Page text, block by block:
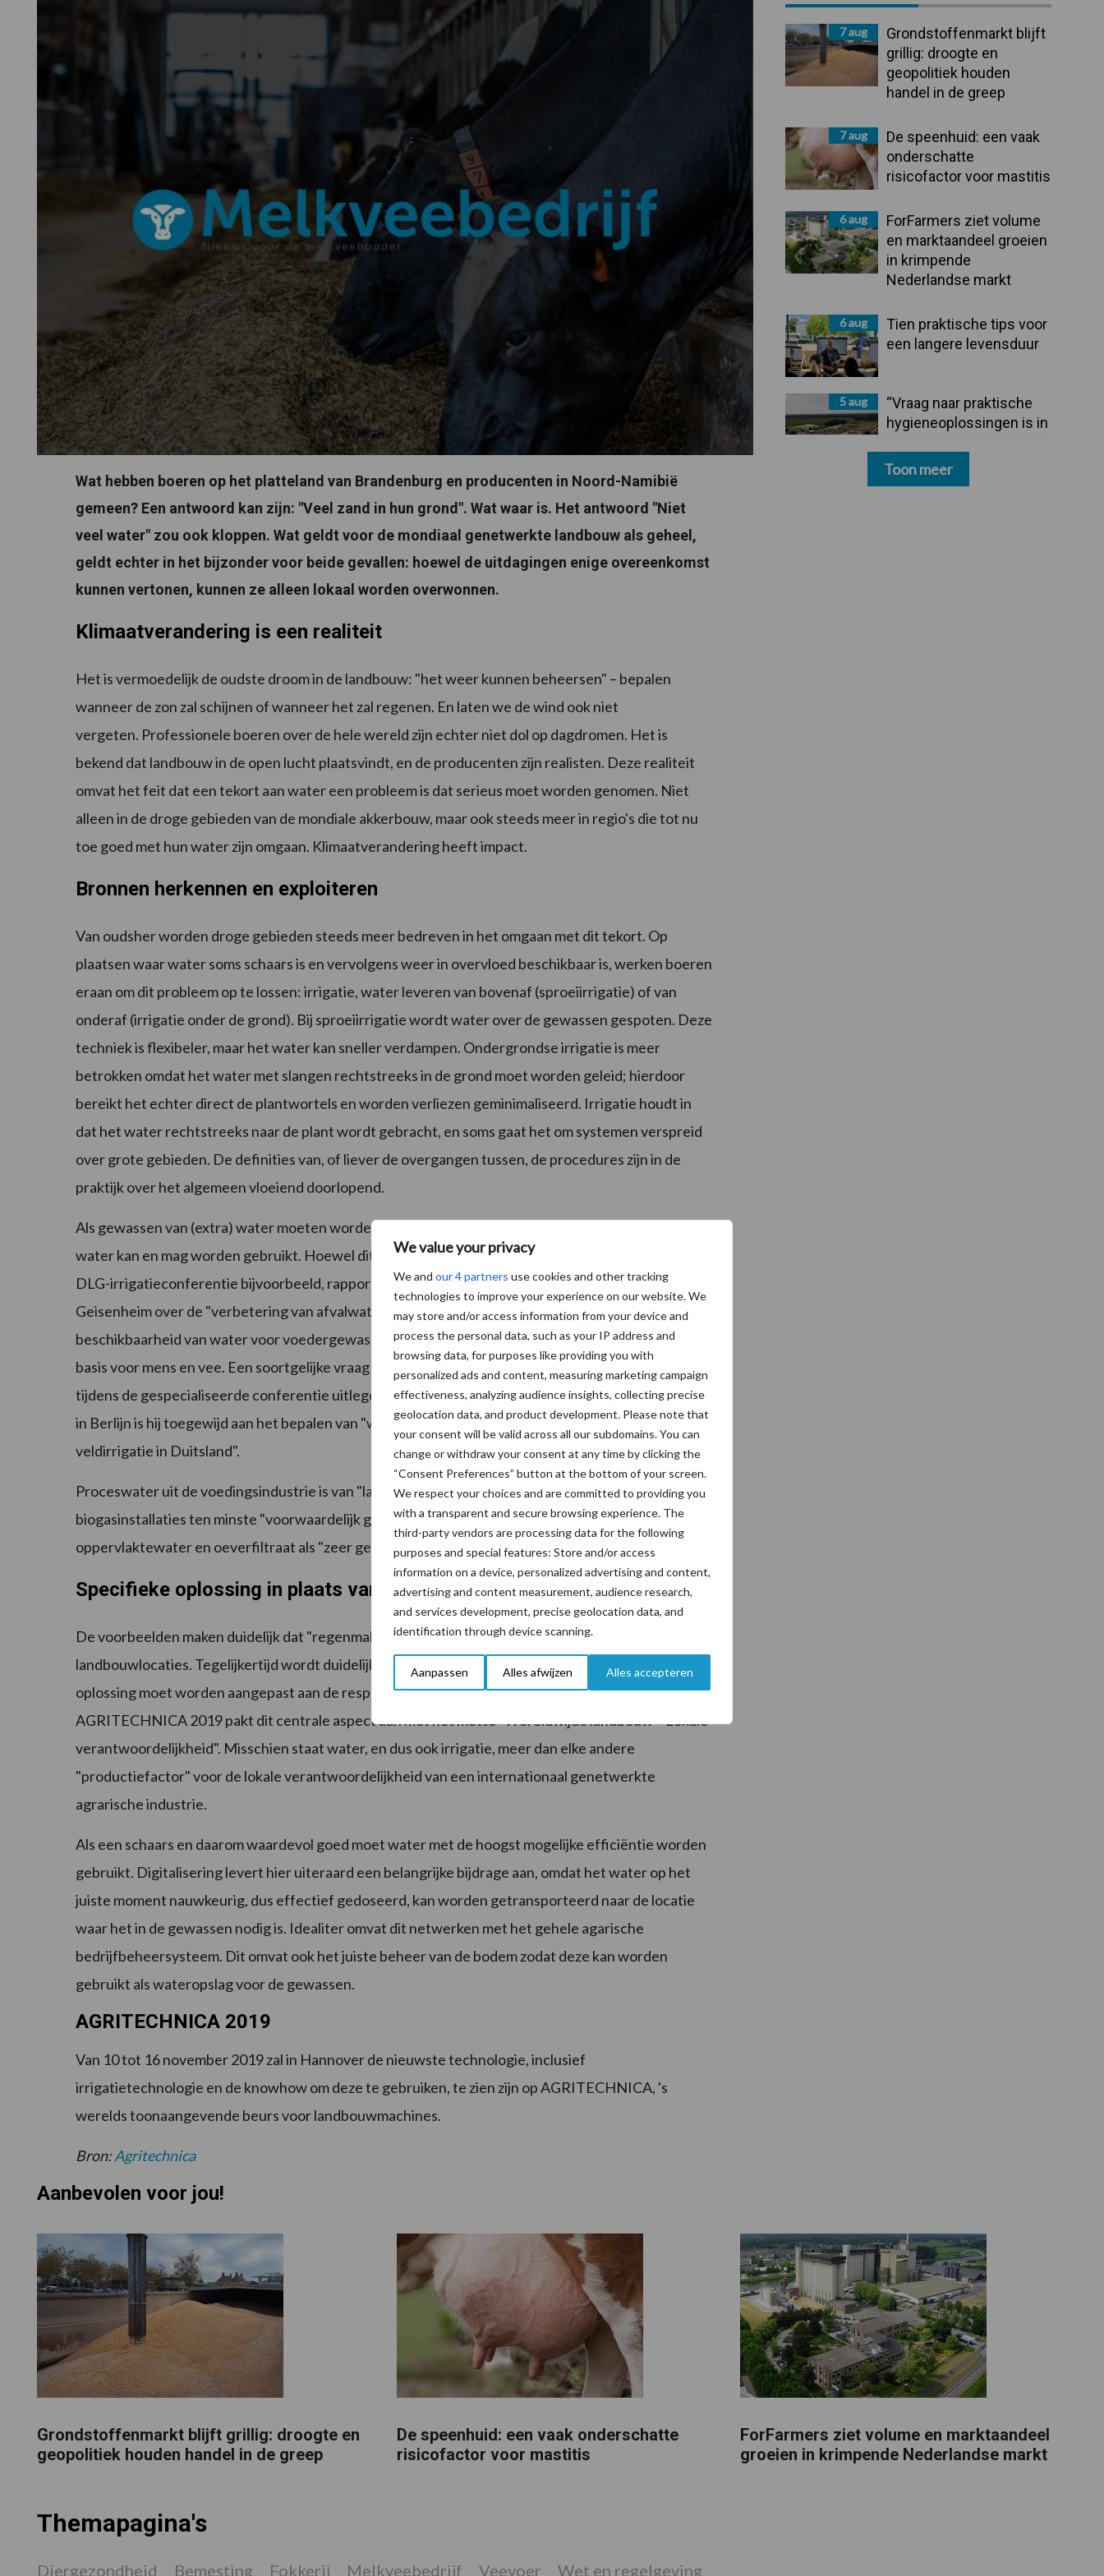
We value your privacy
We and our 4 partners use cookies and other tracking
technologies to improve your experience on our website. We
may store and/or access information from your device and
process the personal data, such as your IP address and
browsing data, for purposes like providing you with
personalized ads and content, measuring marketing campaign
effectiveness, analyzing audience insights, collecting precise
geolocation data, and product development. Please note that
your consent will be valid across all our subdomains. You can
change or withdraw your consent at any time by clicking the
“Consent Preferences” button at the bottom of your screen.
We respect your choices and are committed to providing you
with a transparent and secure browsing experience. The
third-party vendors are processing data for the following
purposes and special features: Store and/or access
information on a device, personalized advertising and content,
advertising and content measurement, audience research,
and services development, precise geolocation data, and
identification through device scanning.
Aanpassen Alles afwijzen Alles accepteren
Wat hebben boeren op het platteland van Brandenburg en producenten in Noord-Namibië
gemeen? Een antwoord kan zijn: "Veel zand in hun grond". Wat waar is. Het antwoord "Niet
veel water" zou ook kloppen. Wat geldt voor de mondiaal genetwerkte landbouw als geheel,
geldt echter in het bijzonder voor beide gevallen: hoewel de uitdagingen enige overeenkomst
kunnen vertonen, kunnen ze alleen lokaal worden overwonnen.
Klimaatverandering is een realiteit
Het is vermoedelijk de oudste droom in de landbouw: "het weer kunnen beheersen" – bepalen
wanneer de zon zal schijnen of wanneer het zal regenen. En laten we de wind ook niet
vergeten. Professionele boeren over de hele wereld zijn echter niet dol op dagdromen. Het is
bekend dat landbouw in de open lucht plaatsvindt, en de producenten zijn realisten. Deze realiteit
omvat het feit dat een tekort aan water een probleem is dat serieus moet worden genomen. Niet
alleen in de droge gebieden van de mondiale akkerbouw, maar ook steeds meer in regio's die tot nu
toe goed met hun water zijn omgaan. Klimaatverandering heeft impact.
Bronnen herkennen en exploiteren
Van oudsher worden droge gebieden steeds meer bedreven in het omgaan met dit tekort. Op
plaatsen waar water soms schaars is en vervolgens weer in overvloed beschikbaar is, werken boeren
eraan om dit probleem op te lossen: irrigatie, water leveren van bovenaf (sproeiirrigatie) of van
onderaf (irrigatie onder de grond). Bij sproeiirrigatie wordt water over de gewassen gespoten. Deze
techniek is flexibeler, maar het water kan sneller verdampen. Ondergrondse irrigatie is meer
betrokken omdat het water met slangen rechtstreeks in de grond moet worden geleid; hierdoor
bereikt het echter direct de plantwortels en worden verliezen geminimaliseerd. Irrigatie houdt in
dat het water rechtstreeks naar de plant wordt gebracht, en soms gaat het om systemen verspreid
over grote gebieden. De definities van, of liever de overgangen tussen, de procedures zijn in de
praktijk over het algemeen vloeiend doorlopend.
Als gewassen van (extra) water moeten worden voorzien, moet eerst worden onderzocht of dit
water kan en mag worden gebruikt. Hoewel dit triviaal klinkt, is het allesbehalve zo. Op de recente
DLG-irrigatieconferentie bijvoorbeeld, rapporteerde Jürgen Kleber van de Universiteit van
Geisenheim over de "verbetering van afvalwatervijver-systemen in Noord-Namibië om de
beschikbaarheid van water voor voedergewassen te vergroten". In droge gebieden legt irrigatie de
basis voor mens en vee. Een soortgelijke vraag wordt in Duitsland gesteld, zoals Veikko Junghans
tijdens de gespecialiseerde conferentie uitlegde. Als wetenschapper aan de Humboldt-universiteit
in Berlijn is hij toegewijd aan het bepalen van "welke middelen kunnen worden gebruikt voor
veldirrigatie in Duitsland".
Proceswater uit de voedingsindustrie is van "lage geschiktheid", terwijl restwater uit
biogasinstallaties ten minste "voorwaardelijk geschikt" is. Junghans beschouwt alleen
oppervlaktewater en oeverfiltraat als "zeer geschikt". De "bron" is cruciaal.
Specifieke oplossing in plaats van patentrecept
De voorbeelden maken duidelijk dat "regenmakers" nodig zijn op de verschillende
landbouwlocaties. Tegelijkertijd wordt duidelijk dat er geen patentrecepten zijn voor irrigatie – elke
oplossing moet worden aangepast aan de respectieve situatie. Het hoofdonderwerp van
AGRITECHNICA 2019 pakt dit centrale aspect aan met het motto "Wereldwijde landbouw – Lokale
verantwoordelijkheid". Misschien staat water, en dus ook irrigatie, meer dan elke andere
"productiefactor" voor de lokale verantwoordelijkheid van een internationaal genetwerkte
agrarische industrie.
Als een schaars en daarom waardevol goed moet water met de hoogst mogelijke efficiëntie worden
gebruikt. Digitalisering levert hier uiteraard een belangrijke bijdrage aan, omdat het water op het
juiste moment nauwkeurig, dus effectief gedoseerd, kan worden getransporteerd naar de locatie
waar het in de gewassen nodig is. Idealiter omvat dit netwerken met het gehele agarische
bedrijfbeheersysteem. Dit omvat ook het juiste beheer van de bodem zodat deze kan worden
gebruikt als wateropslag voor de gewassen.
AGRITECHNICA 2019
Van 10 tot 16 november 2019 zal in Hannover de nieuwste technologie, inclusief
irrigatietechnologie en de knowhow om deze te gebruiken, te zien zijn op AGRITECHNICA, 's
werelds toonaangevende beurs voor landbouwmachines.
Bron:Agritechnica
Sidebar7 aug
Grondstoffenmarkt blijft
grillig: droogte en
geopolitiek houden
handel in de greep
7 aug
De speenhuid: een vaak
onderschatte
risicofactor voor mastitis
6 aug
ForFarmers ziet volume
en marktaandeel groeien
in krimpende
Nederlandse markt
6 aug
Tien praktische tips voor
een langere levensduur
5 aug
“Vraag naar praktische
hygieneoplossingen is in
Toon meer
Aanbevolen voor jou!
Grondstoffenmarkt blijft grillig: droogte en
geopolitiek houden handel in de greep
De speenhuid: een vaak onderschatte
risicofactor voor mastitis
ForFarmers ziet volume en marktaandeel
groeien in krimpende Nederlandse markt
Themapagina's
Diergezondheid Bemesting Fokkerij Melkveebedrijf Veevoer Wet en regelgeving